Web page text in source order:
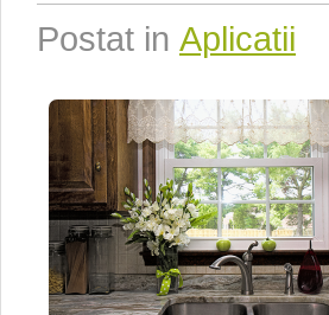
Postat in Aplicatii